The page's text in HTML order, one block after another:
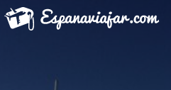
Saltar